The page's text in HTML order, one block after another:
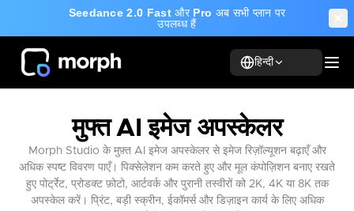
Seedance 2.0 Fast और Pro अब सभी प्लान पर
उपलब्ध हैं
हिन्दी
मुफ्त AI इमेज अपस्केलर
Morph Studio के मुफ़्त AI इमेज अपस्केलर से इमेज रिज़ॉल्यूशन बढ़ाएँ और
अधिक स्पष्ट विवरण पाएँ। पिक्सेलेशन कम करते हुए और मूल कंपोज़िशन बनाए रखते
हुए पोर्ट्रेट, प्रोडक्ट फ़ोटो, आर्टवर्क और पुरानी तस्वीरों को 2K, 4K या 8K तक
अपस्केल करें। प्रिंट, बड़ी स्क्रीन, ईकॉमर्स और डिज़ाइन कार्य के लिए अधिक